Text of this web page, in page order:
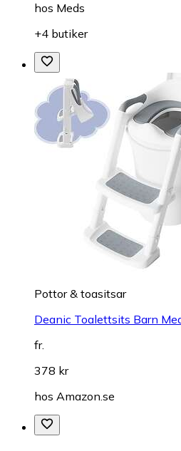
hos Meds
+4 butiker
Pottor & toasitsar
Deanic Toalettsits Barn
fr.
378 kr
hos Amazon.se